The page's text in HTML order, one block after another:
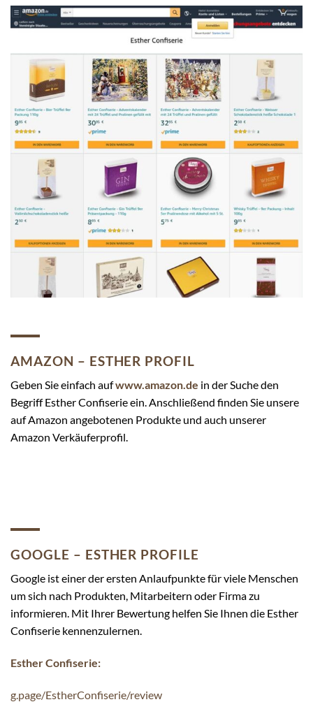
AMAZON – ESTHER PROFIL
Geben Sie einfach aufwww.amazon.de in der Suche den
Begriff Esther Confiserie ein. Anschließend finden Sie unsere
auf Amazon angebotenen Produkte und auch unserer
Amazon Verkäuferprofil.
GOOGLE – ESTHER PROFILE
Google ist einer der ersten Anlaufpunkte für viele Menschen
um sich nach Produkten, Mitarbeitern oder Firma zu
informieren. Mit Ihrer Bewertung helfen Sie Ihnen die Esther
Confiserie kennenzulernen.
Esther Confiserie:
g.page/EstherConfiserie/review